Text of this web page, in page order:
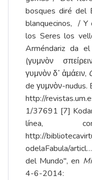
bosques diré del
blanquecinos, / Y
los Seres los
Arméndariz da
(γυμνὸν
γυμνὸνδ᾽ ἀμάειν,
de γυμνὸν-nudus.
http://
1/37691 [7]
línea,
http://
odelaFabula/articl…
del Mundo", en
4-6-2014: